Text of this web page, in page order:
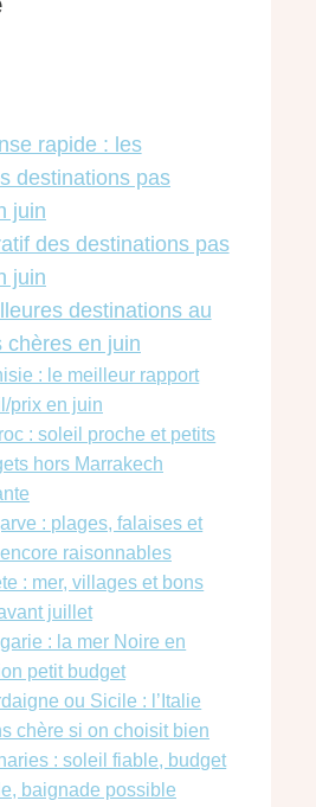
rapide : les
destinations pas
juin
des destinations pas
juin
destinations au
chères en juin
: le meilleur rapport
prix en juin
: soleil proche et petits
hors Marrakech
: plages, falaises et
raisonnables
: mer, villages et bons
juillet
: la mer Noire en
petit budget
ou Sicile : l’Italie
chère si on choisit bien
: soleil fiable, budget
baignade possible